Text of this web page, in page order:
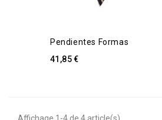
Pendientes Formas
41,85 €
Affichage 1-4 de 4 article(s)